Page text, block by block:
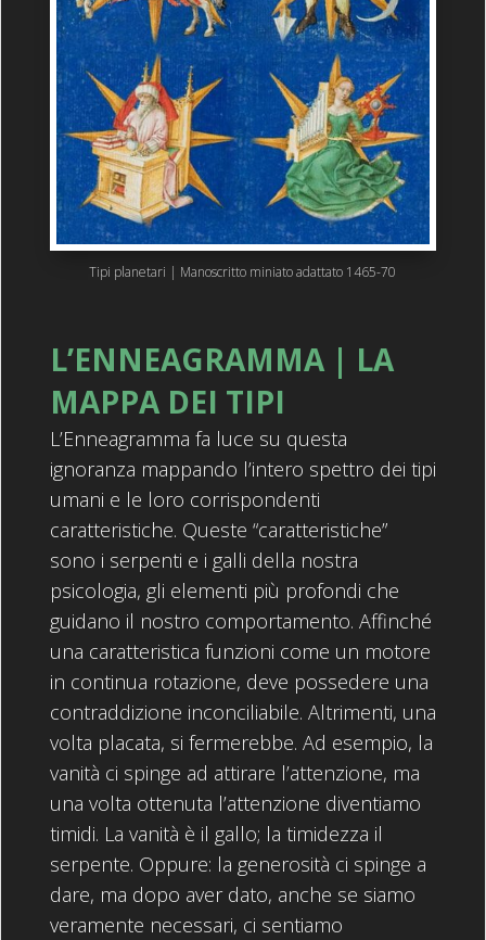
Tipi planetari | Manoscritto miniato adattato 1465-70
L’ENNEAGRAMMA | LA
MAPPA DEI TIPI
L’Enneagramma fa luce su questa
ignoranza mappando l’intero spettro dei tipi
umani e le loro corrispondenti
caratteristiche. Queste “caratteristiche”
sono i serpenti e i galli della nostra
psicologia, gli elementi più profondi che
guidano il nostro comportamento. Affinché
una caratteristica funzioni come un motore
in continua rotazione, deve possedere una
contraddizione inconciliabile. Altrimenti, una
volta placata, si fermerebbe. Ad esempio, la
vanità ci spinge ad attirare l’attenzione, ma
una volta ottenuta l’attenzione diventiamo
timidi. La vanità è il gallo; la timidezza il
serpente. Oppure: la generosità ci spinge a
dare, ma dopo aver dato, anche se siamo
veramente necessari, ci sentiamo